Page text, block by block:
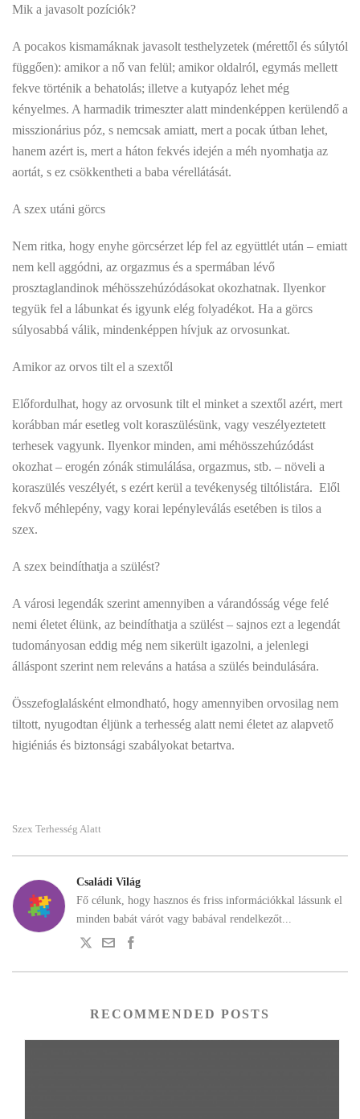
Mik a javasolt pozíciók?
A pocakos kismamáknak javasolt testhelyzetek (mérettől és súlytól
függően): amikor a nő van felül; amikor oldalról, egymás mellett
fekve történik a behatolás; illetve a kutyapóz lehet még
kényelmes. A harmadik trimeszter alatt mindenképpen kerülendő a
misszionárius póz, s nemcsak amiatt, mert a pocak útban lehet,
hanem azért is, mert a háton fekvés idején a méh nyomhatja az
aortát, s ez csökkentheti a baba vérellátását.
A szex utáni görcs
Nem ritka, hogy enyhe görcsérzet lép fel az együttlét után – emiatt
nem kell aggódni, az orgazmus és a spermában lévő
prosztaglandinok méhösszehúzódásokat okozhatnak. Ilyenkor
tegyük fel a lábunkat és igyunk elég folyadékot. Ha a görcs
súlyosabbá válik, mindenképpen hívjuk az orvosunkat.
Amikor az orvos tilt el a szextől
Előfordulhat, hogy az orvosunk tilt el minket a szextől azért, mert
korábban már esetleg volt koraszülésünk, vagy veszélyeztetett
terhesek vagyunk. Ilyenkor minden, ami méhösszehúzódást
okozhat – erogén zónák stimulálása, orgazmus, stb. – növeli a
koraszülés veszélyét, s ezért kerül a tevékenység tiltólistára. Elől
fekvő méhlepény, vagy korai lepényleválás esetében is tilos a
szex.
A szex beindíthatja a szülést?
A városi legendák szerint amennyiben a várandósság vége felé
nemi életet élünk, az beindíthatja a szülést – sajnos ezt a legendát
tudományosan eddig még nem sikerült igazolni, a jelenlegi
álláspont szerint nem releváns a hatása a szülés beindulására.
Összefoglalásként elmondható, hogy amennyiben orvosilag nem
tiltott, nyugodtan éljünk a terhesség alatt nemi életet az alapvető
higiéniás és biztonsági szabályokat betartva.
Szex Terhesség Alatt
Családi Világ
Fő célunk, hogy hasznos és friss információkkal lássunk el
minden babát várót vagy babával rendelkezőt...
RECOMMENDED POSTS